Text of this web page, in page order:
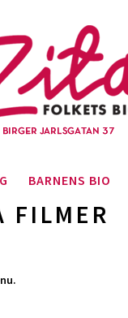
BARNENS BIO
FILMER